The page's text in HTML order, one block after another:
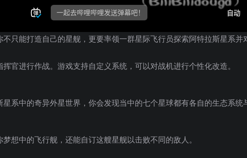
只能打造自己的星舰，更要率领一群星际飞行员探索阿特拉斯星系并
官进行作战。游戏支持自定义系统，可以对战机进行个性化改造。
系中的奇异外星世界，你会发现当中的七个星球都有各自的生态系统
想中的飞行舰，还能自订这艘星舰以击败不同的敌人。